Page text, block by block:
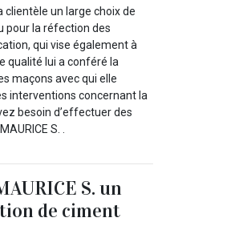
clientèle un large choix de
pour la réfection des
qui vise également à
qualité lui a conféré la
maçons avec qui elle
interventions concernant la
besoin d’effectuer des
S. .
S. un
de ciment